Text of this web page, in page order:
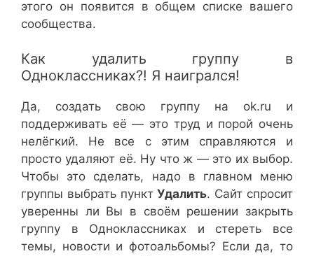
этого он появится в общем списке вашего
сообщества.
Как удалить группу в
Одноклассниках?! Я наигрался!
Да, создать свою группу на ok.ru и
поддерживать её — это труд и порой очень
нелёгкий. Не все с этим справляются и
просто удаляют её. Ну что ж — это их выбор.
Чтобы это сделать, надо в главном меню
группы выбрать пунктУдалить. Сайт спросит
уверенны ли Вы в своём решении закрыть
группу в Одноклассниках и стереть все
темы, новости и фотоальбомы? Если да, то